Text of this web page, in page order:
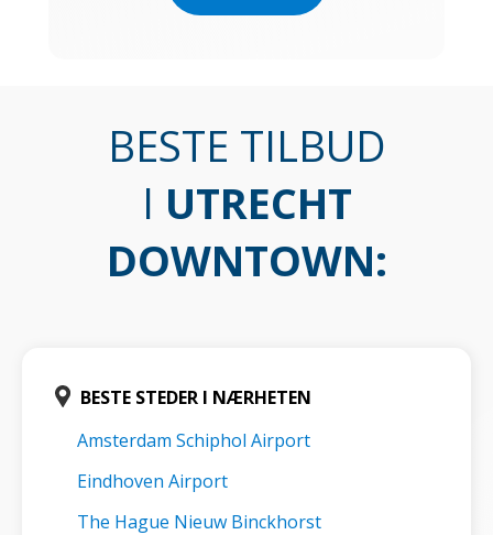
BESTE TILBUD
I UTRECHT
DOWNTOWN:
BESTE STEDER I NÆRHETEN
Amsterdam Schiphol Airport
Eindhoven Airport
The Hague Nieuw Binckhorst